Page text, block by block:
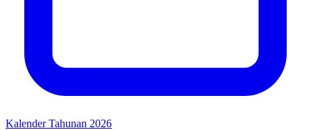
Kalender Tahunan 2026